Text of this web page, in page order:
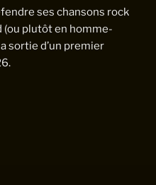
ses chansons rock
(ou plutôt en homme-
sortie d’un premier